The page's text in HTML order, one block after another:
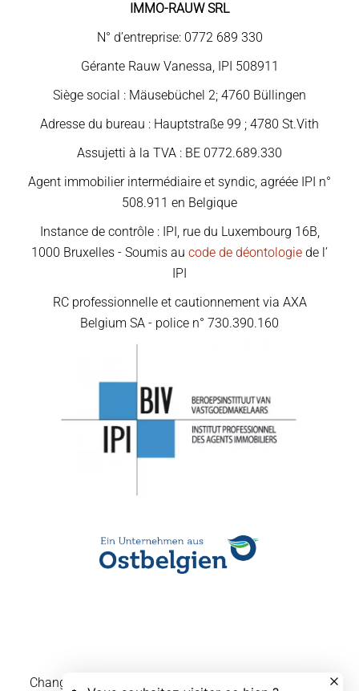
IMMO-RAUW SRL
N° d’entreprise: 0772 689 330
Gérante Rauw Vanessa, IPI 508911
Siège social : Mäusebüchel 2; 4760 Büllingen
Adresse du bureau : Hauptstraße 99 ; 4780 St.Vith
Assujetti à la TVA : BE 0772.689.330
Agent immobilier intermédiaire et syndic, agréée IPI n°
508.911 en Belgique
Instance de contrôle : IPI, rue du Luxembourg 16B,
1000 Bruxelles - Soumis au code de déontologie de l’
IPI
RC professionnelle et cautionnement via AXA
Belgium SA - police n° 730.390.160
Changer ses préférences cookies